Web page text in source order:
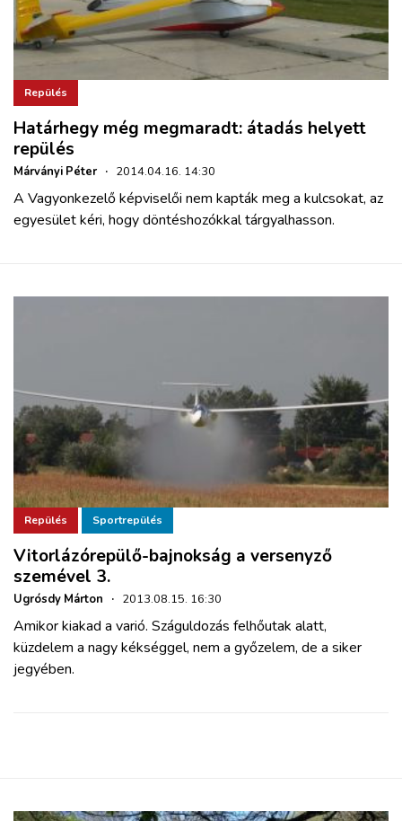
WEBSHOP
BELÉPÉS
REGISZTRÁCIÓ
Repülés
Határhegy még megmaradt: átadás helyett
repülés
Márványi Péter · 2014.04.16. 14:30
A Vagyonkezelő képviselői nem kapták meg a kulcsokat, az
egyesület kéri, hogy döntéshozókkal tárgyalhasson.
Repülés Sportrepülés
Vitorlázórepülő-bajnokság a versenyző
szemével 3.
Ugrósdy Márton · 2013.08.15. 16:30
Amikor kiakad a varió. Száguldozás felhőutak alatt,
küzdelem a nagy kékséggel, nem a győzelem, de a siker
jegyében.